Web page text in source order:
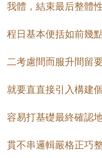
我體，結束最后整體
程日基本便括如前幾
二考慮間而服升間留
就要直直接引入構建
容易打基礎最終確認
貫不串邏輯嚴格正巧